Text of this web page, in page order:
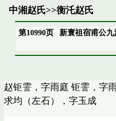
中湘赵氏>>衡汑赵氏
第10990页新寰祖宿甫公九
赵钜霅，字雨庭 钜霅，字
求均（左石），字玉成